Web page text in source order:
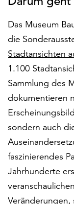
„Alle
akzeptieren“,
um
alle
Cookies
zu
akzeptieren.
Sie
können
Einverständnis
jederzeit
ändern
und
Dafür
steht
Das Museum
die
Stadtansichten
1.100
Sammlung des
dokumentieren
sondern auch
faszinierendes
Jahrhunderte